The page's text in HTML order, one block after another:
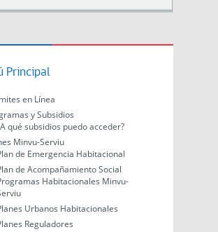
Principal
en Línea
y Subsidios
qué subsidios puedo acceder?
Minvu-Serviu
de Emergencia Habitacional
de Acompañamiento Social
Habitacionales Minvu-
Urbanos Habitacionales
Reguladores